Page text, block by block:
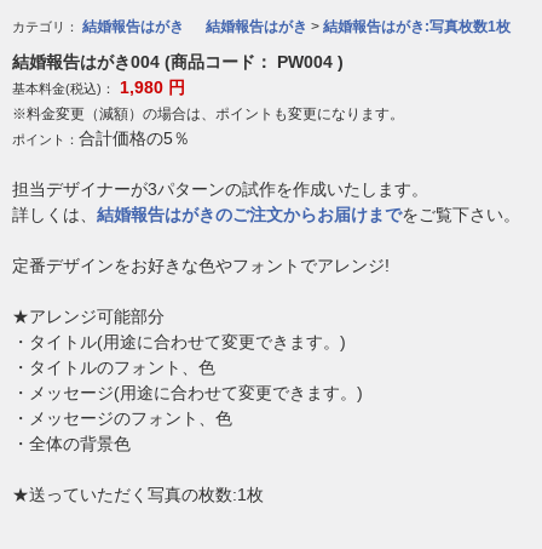
カテゴリ： 結婚報告はがき 結婚報告はがき > 結婚報告はがき:写真枚数1枚
結婚報告はがき004 (商品コード： PW004 )
基本料金(税込)： 1,980 円
※料金変更（減額）の場合は、ポイントも変更になります。
ポイント： 合計価格の5％
担当デザイナーが3パターンの試作を作成いたします。
詳しくは、 結婚報告はがきのご注文からお届けまでをご覧下さい。
定番デザインをお好きな色やフォントでアレンジ!
★アレンジ可能部分
・タイトル(用途に合わせて変更できます。)
・タイトルのフォント、色
・メッセージ(用途に合わせて変更できます。)
・メッセージのフォント、色
・全体の背景色
★送っていただく写真の枚数:1枚